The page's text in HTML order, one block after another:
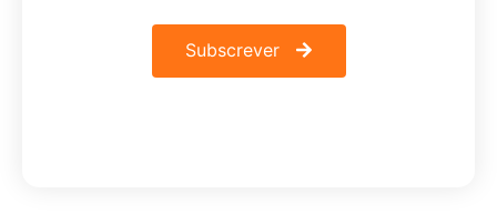
Subscrever